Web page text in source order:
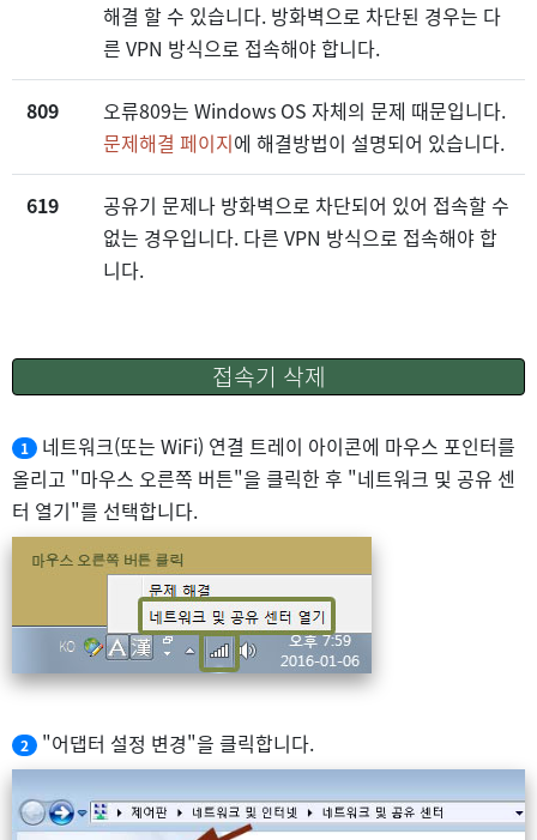
해결 할 수 있습니다. 방화벽으로 차단된 경우는 다
른 VPN 방식으로 접속해야 합니다.
809
오류809는 Windows OS 자체의 문제 때문입니다.
문제해결 페이지에 해결방법이 설명되어 있습니다.
619
공유기 문제나 방화벽으로 차단되어 있어 접속할 수
없는 경우입니다. 다른 VPN 방식으로 접속해야 합
니다.
접속기 삭제
1
네트워크(또는 WiFi) 연결 트레이 아이콘에 마우스 포인터를
올리고 "마우스 오른쪽 버튼"을 클릭한 후 "네트워크 및 공유 센
터 열기"를 선택합니다.
2 "어댑터 설정 변경"을 클릭합니다.